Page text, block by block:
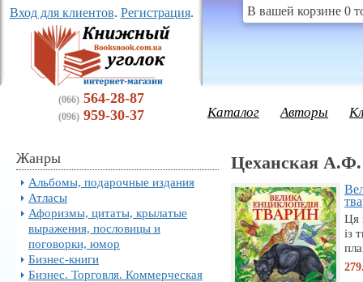
Вход для клиентов. Регистрация.
(066) 564-28-87
(096) 959-30-37
В вашей корзине 0
Каталог Авторы
Жанры
Альбомы, подарочные издания
Атласы
Афоризмы, цитаты, крылатые
выражения, пословицы и
поговорки, юмор
Бизнес-книги
Бизнес. Торговля. Коммерческая
Цеханская А.Ф.
Ця
із